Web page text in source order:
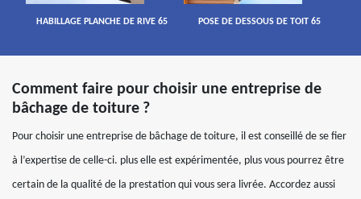
HABILLAGE PLANCHE DE RIVE 65 POSE DE DESSOUS DE TOIT 65
Comment faire pour choisir une entreprise de
bâchage de toiture ?
Pour choisir une entreprise de bâchage de toiture, il est conseillé de se fier
à l’expertise de celle-ci. plus elle est expérimentée, plus vous pourrez être
certain de la qualité de la prestation qui vous sera livrée. Accordez aussi